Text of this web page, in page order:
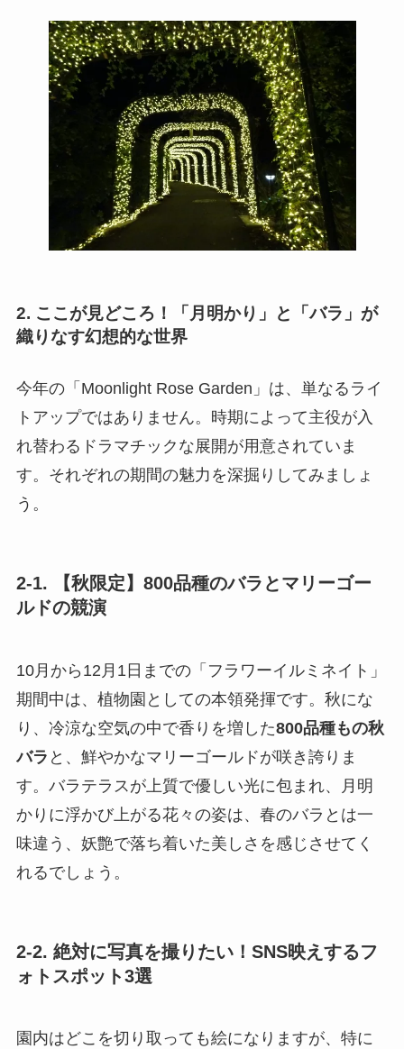
2. ここが見どころ！「月明かり」と「バラ」が
織りなす幻想的な世界
今年の「Moonlight Rose Garden」は、単なるライ
トアップではありません。時期によって主役が入
れ替わるドラマチックな展開が用意されていま
す。それぞれの期間の魅力を深掘りしてみましょ
う。
2-1. 【秋限定】800品種のバラとマリーゴー
ルドの競演
10月から12月1日までの「フラワーイルミネイト」
期間中は、植物園としての本領発揮です。秋にな
り、冷涼な空気の中で香りを増した800品種もの秋
バラ と、鮮やかなマリーゴールドが咲き誇りま
す。バラテラスが上質で優しい光に包まれ、月明
かりに浮かび上がる花々の姿は、春のバラとは一
味違う、妖艶で落ち着いた美しさを感じさせてく
れるでしょう。
2-2. 絶対に写真を撮りたい！SNS映えするフ
ォトスポット3選
園内はどこを切り取っても絵になりますが、特に